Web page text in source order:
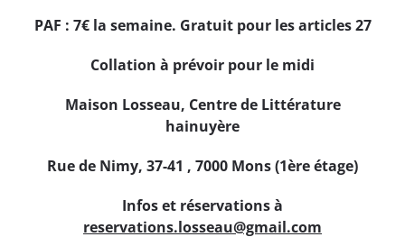
PAF : 7€ la semaine. Gratuit pour les articles 27
Collation à prévoir pour le midi
Maison Losseau, Centre de Littérature
hainuyère
Rue de Nimy, 37-41 , 7000 Mons (1ère étage)
Infos et réservations à
reservations.losseau@gmail.com